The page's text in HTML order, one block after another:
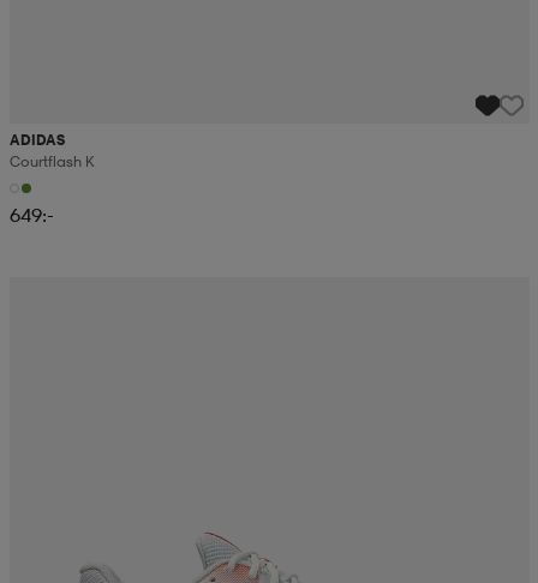
ADIDAS
Courtflash K
649:-